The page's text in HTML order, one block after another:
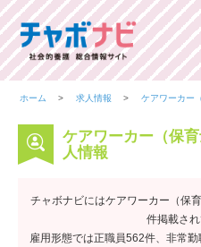
ホーム 求人情報 ケアワーカー
ケアワーカー（保
人情報
チャボナビにはケアワーカー（保
件掲載され
雇用形態では正職員562件、非常